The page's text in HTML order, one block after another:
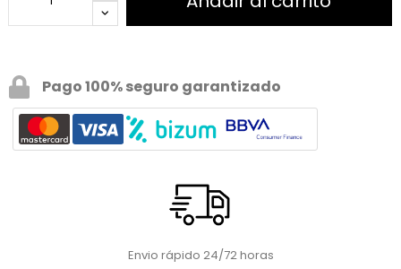
Pago 100% seguro garantizado
Envio rápido 24/72 horas